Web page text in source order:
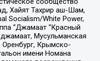
Хайят Тахрир аш-Шам,
Socialism/White Power,
“Джамаат “Красный
Мусульманская
Оренбург, Крымско-
имени Номана